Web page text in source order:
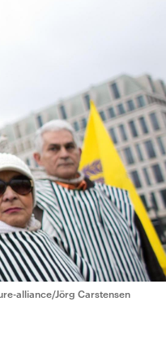
alliance/Jörg Carstensen